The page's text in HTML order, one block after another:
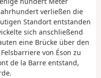
verließen die
Standort entstanden
sich anschließend
eine Brücke über den
von Éson zu
de la Barre entstand,